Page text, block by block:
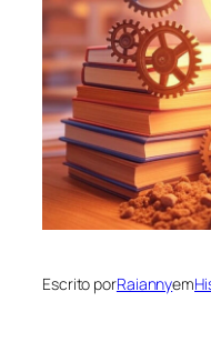
Escrito porRaiannyem